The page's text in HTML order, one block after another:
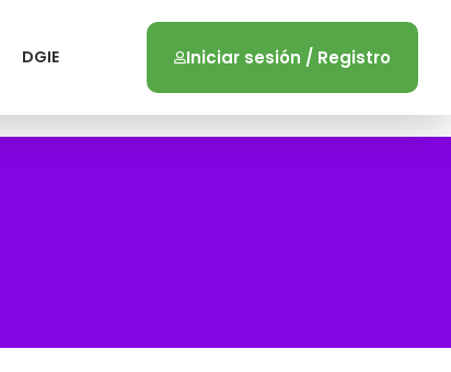
DGIE Iniciar sesión / Registro